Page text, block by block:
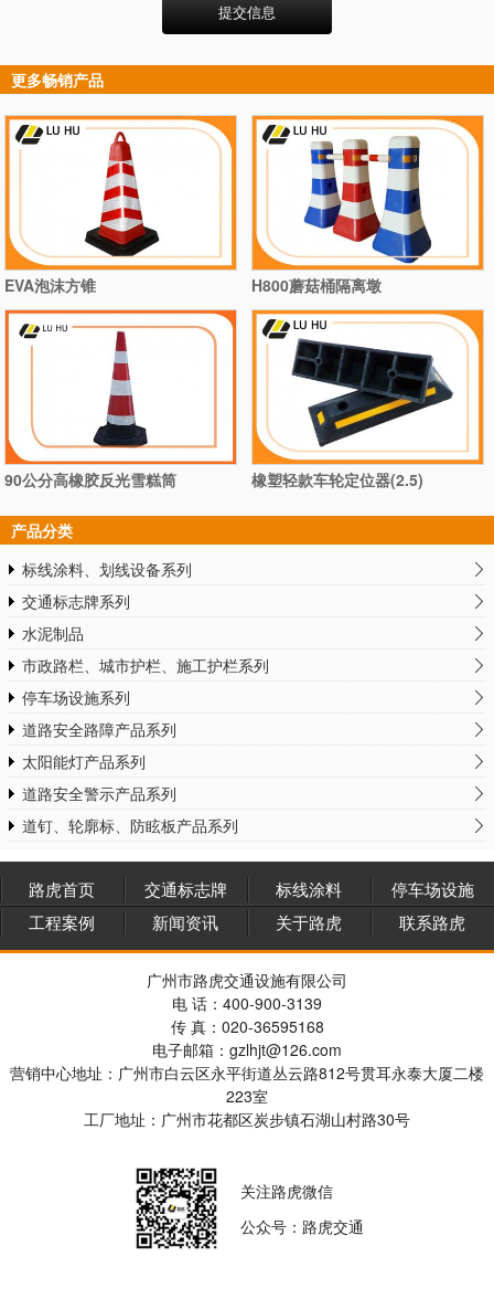
更多畅销产品
EVA泡沫方锥 H800蘑菇桶隔离墩
90公分高橡胶反光雪糕筒 橡塑轻款车轮定位器(2.5)
产品分类
标线涂料、划线设备系列
交通标志牌系列
水泥制品
市政路栏、城市护栏、施工护栏系列
停车场设施系列
道路安全路障产品系列
太阳能灯产品系列
道路安全警示产品系列
道钉、轮廓标、防眩板产品系列
路虎首页 交通标志牌 标线涂料
停车场设施
工程案例
新闻资讯 关于路虎 联系路虎
广州市路虎交通设施有限公司
电 话：400-900-3139
传 真：020-36595168
电子邮箱：gzlhjt@126.com
营销中心地址：广州市白云区永平街道丛云路812号贯耳永泰大厦二楼
223室
工厂地址：广州市花都区炭步镇石湖山村路30号
关注路虎微信
公众号：路虎交通